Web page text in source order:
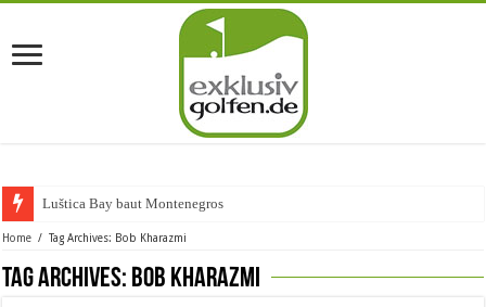
Luštica Bay baut Montenegros ers
Home / Tag Archives: Bob Kharazmi
Tag Archives: Bob Kharazmi